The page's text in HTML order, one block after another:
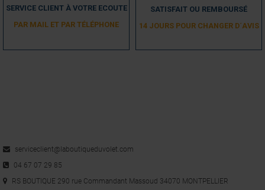
SERVICE CLIENT À VOTRE ECOUTE
PAR MAIL ET PAR TÉLÉPHONE
SATISFAIT OU REMBOURSÉ
14 JOURS POUR CHANGER D´AVIS
serviceclient@laboutiqueduvolet.com
04 67 07 29 85
RS BOUTIQUE 290 rue Commandant Massoud 34070 MONTPELLIER